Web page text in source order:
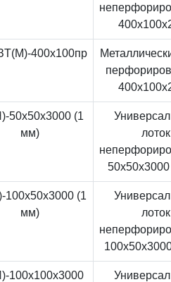
400x100пр
50x50x3000 (1
мм)
лоток
100x50x3000 (1
мм)
лоток
100x100x3000